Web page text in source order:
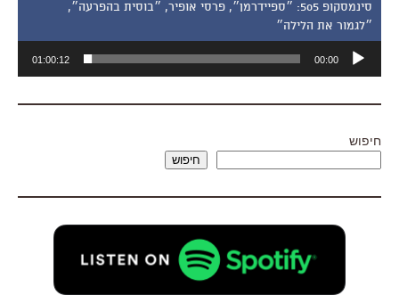
סינמסקופ 505: ״ספיידרמן״, פרסי אופיר, ״בוסית בהפרעה״,
״לגמור את הלילה״
אודיו
00:00
01:00:12
חיפוש
חיפוש